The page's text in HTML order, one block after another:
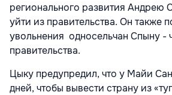
регионального развития Андрею
уйти из правительства. Он также
увольнения односельчан Спыну -
правительства.
Цыку предупредил, что у Майи
дней, чтобы вывести страну из